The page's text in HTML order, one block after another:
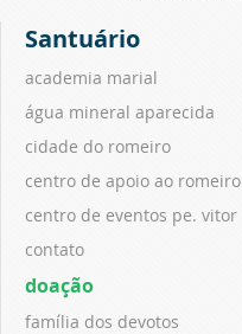
Santuário
academia marial
água mineral aparecida
cidade do romeiro
centro de apoio ao romeiro
centro de eventos pe. vitor
contato
doação
família dos devotos